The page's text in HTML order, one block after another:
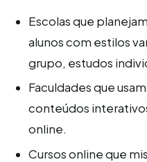
Escolas que
alunos com estilos
grupo, estudos
Faculdades que
conteúdos
online.
Cursos online que